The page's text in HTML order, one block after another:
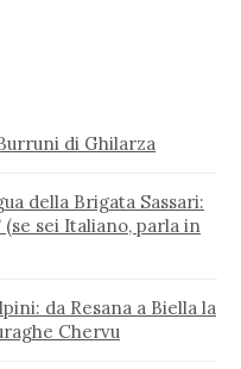
di Ghilarza
della Brigata Sassari:
(se sei Italiano, parla in
da Resana a Biella la
Chervu